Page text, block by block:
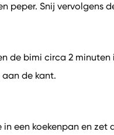
peper. Snij vervolgens
de bimi circa 2
de kant.
in een koekenpan en zet